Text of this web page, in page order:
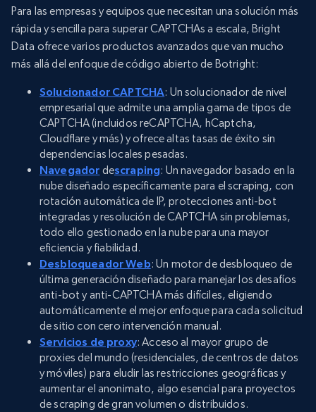
Para las empresas y equipos que necesitan una solución más
rápida y sencilla para superar CAPTCHAs a escala, Bright
Data ofrece varios productos avanzados que van mucho
más allá del enfoque de código abierto de Botright:
Solucionador CAPTCHA: Un solucionador de nivel
empresarial que admite una amplia gama de tipos de
CAPTCHA (incluidos reCAPTCHA, hCaptcha,
Cloudflare y más) y ofrece altas tasas de éxito sin
dependencias locales pesadas.
Navegador descraping: Un navegador basado en la
nube diseñado específicamente para el scraping, con
rotación automática de IP, protecciones anti-bot
integradas y resolución de CAPTCHA sin problemas,
todo ello gestionado en la nube para una mayor
eficiencia y fiabilidad.
Desbloqueador Web: Un motor de desbloqueo de
última generación diseñado para manejar los desafíos
anti-bot y anti-CAPTCHA más difíciles, eligiendo
automáticamente el mejor enfoque para cada solicitud
de sitio con cero intervención manual.
Servicios de proxy: Acceso al mayor grupo de
proxies del mundo (residenciales, de centros de datos
y móviles) para eludir las restricciones geográficas y
aumentar el anonimato, algo esencial para proyectos
de scraping de gran volumen o distribuidos.